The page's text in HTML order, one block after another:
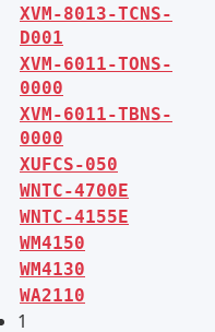
XVM-8013-TCNS-
D001
XVM-6011-TONS-
0000
XVM-6011-TBNS-
0000
XUFCS-050
WNTC-4700E
WNTC-4155E
WM4150
WM4130
WA2110
1